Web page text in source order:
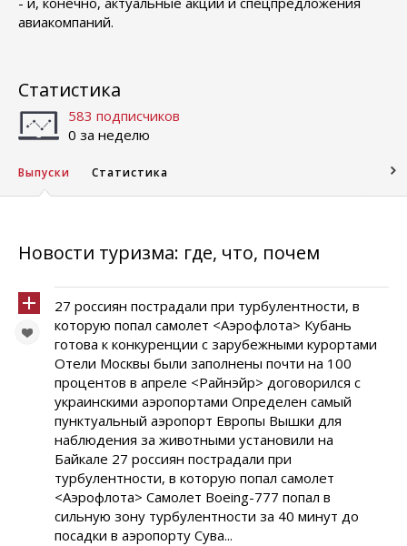
авиакомпаний.
Статистика
583 подписчиков
0 за неделю
Выпуски Статистика
Новости туризма: где, что, почем
27 россиян пострадали при турбулентности, в
которую попал самолет <Аэрофлота> Кубань
готова к конкуренции с зарубежными курортами
Отели Москвы были заполнены почти на 100
процентов в апреле <Райнэйр> договорился с
украинскими аэропортами Определен самый
пунктуальный аэропорт Европы Вышки для
наблюдения за животными установили на
Байкале 27 россиян пострадали при
турбулентности, в которую попал самолет
<Аэрофлота> Самолет Boeing-777 попал в
сильную зону турбулентности за 40 минут до
посадки в аэропорту Сува...